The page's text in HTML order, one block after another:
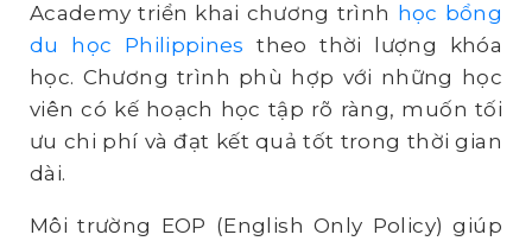
Academy triển khai chương trình học bổng
du học Philippines theo thời lượng khóa
học. Chương trình phù hợp với những học
viên có kế hoạch học tập rõ ràng, muốn tối
ưu chi phí và đạt kết quả tốt trong thời gian
dài.
Môi trường EOP (English Only Policy) giúp